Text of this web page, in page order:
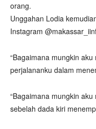
orang.
Unggahan Lodia
Instagram
“Bagaimana mungkin
perjalananku dalam
“Bagaimana mungkin
sebelah dada kiri